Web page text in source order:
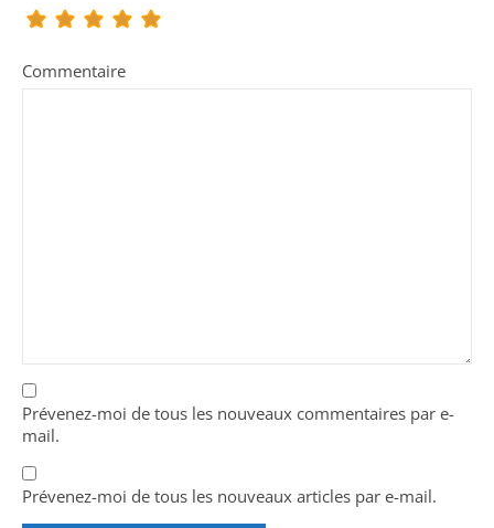
Commentaire
Prévenez-moi de tous les nouveaux commentaires par e-
mail.
Prévenez-moi de tous les nouveaux articles par e-mail.